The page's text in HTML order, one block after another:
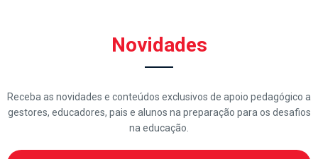
Novidades
Receba as novidades e conteúdos exclusivos de apoio pedagógico a
gestores, educadores, pais e alunos na preparação para os desafios
na educação.